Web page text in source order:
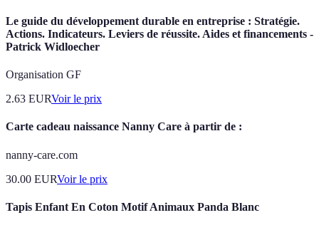
Le guide du développement durable en entreprise : Stratégie.
Actions. Indicateurs. Leviers de réussite. Aides et financements -
Patrick Widloecher
Organisation GF
2.63 EURVoir le prix
Carte cadeau naissance Nanny Care à partir de :
nanny-care.com
30.00 EURVoir le prix
Tapis Enfant En Coton Motif Animaux Panda Blanc